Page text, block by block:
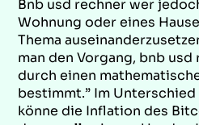
Bnb usd rechner wer
Wohnung oder eines
Thema
man den Vorgang, bnb
durch einen
bestimmt.” Im Unterschied
könne die Inflation des